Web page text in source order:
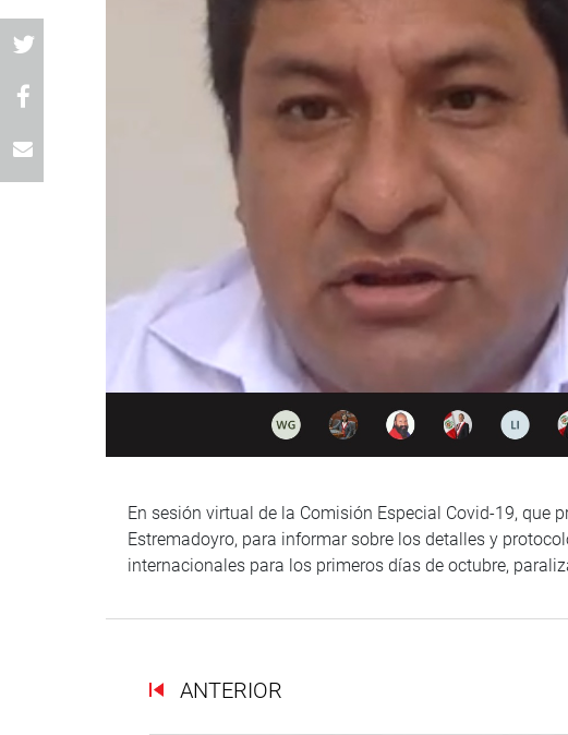
En sesión virtual de la Comisión Especial Covid-19, que
Estremadoyro, para informar sobre los detalles y
internacionales para los primeros días de octubre,
ANTERIOR